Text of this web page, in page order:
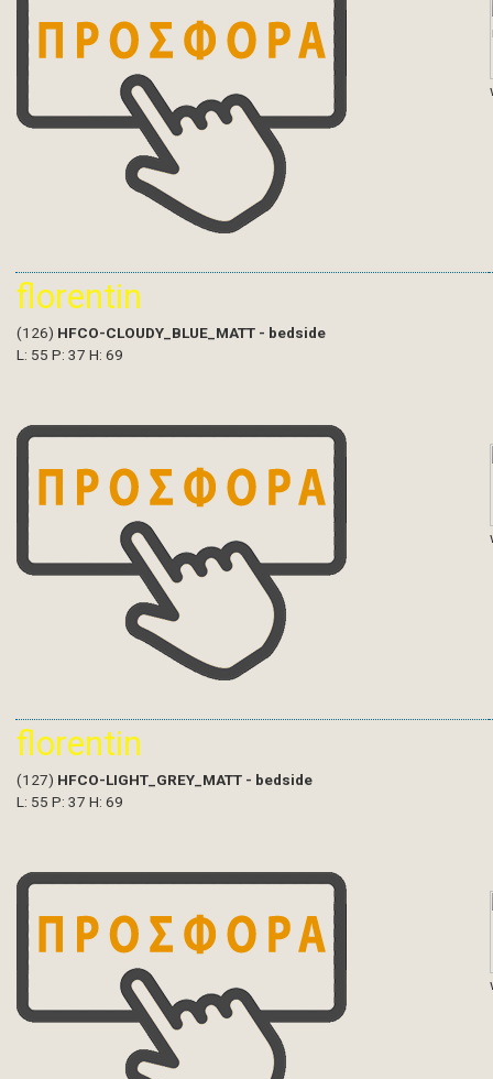
florentin
(126) HFCO-CLOUDY_BLUE_MATT - bedside
L: 55 P: 37 H: 69
florentin
(127) HFCO-LIGHT_GREY_MATT - bedside
L: 55 P: 37 H: 69